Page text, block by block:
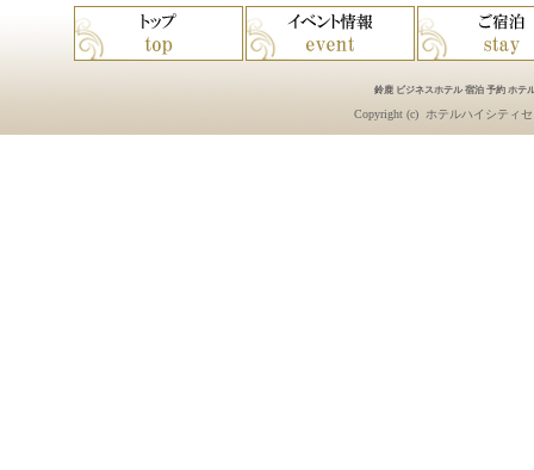
鈴鹿 ビジネスホテル 宿泊 予約 ホテ
Copyright (c) ホテルハイシティ